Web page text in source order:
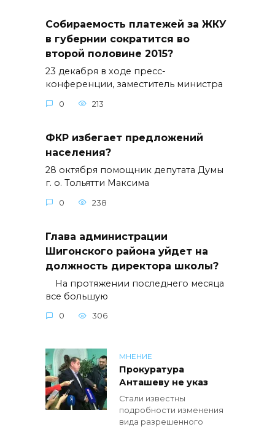
Собираемость платежей за ЖКУ
в губернии сократится во
второй половине 2015?
23 декабря в ходе пресс-
конференции, заместитель министра
0 213
ФКР избегает предложений
населения?
28 октября помощник депутата Думы
г. о. Тольятти Максима
0 238
Глава администрации
Шигонского района уйдет на
должность директора школы?
На протяжении последнего месяца
все большую
0 306
МНЕНИЕ
Прокуратура
Анташеву не указ
Стали известны
подробности изменения
вида разрешенного